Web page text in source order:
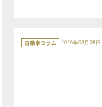
テ
ゴ
自動車コラム 2026年08月06日